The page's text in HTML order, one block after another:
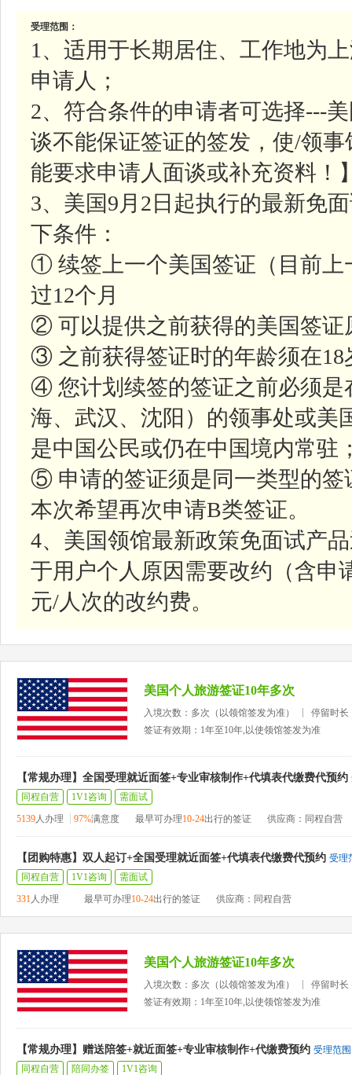
受理范围：
1、适用于长期居住、工作地为
申请人；
2、符合条件的申请者可选择---
谈不能保证签证的签发，使/领
能要求申请人面谈或补充资料！
3、美国9月2日起执行的最新免
下条件：
① 续签上一个美国签证（目前上
过12个月
② 可以提供之前获得的美国签证
③ 之前获得签证时的年龄须在18
④ 您计划续签的签证之前必须是
海、武汉、沈阳）的领事处或美
是中国公民或仍在中国境内常驻
⑤ 申请的签证须是同一类型的签
本次希望再次申请B类签证。
4、美国领馆最新政策免面试产
于用户个人原因需要改约（含申
元/人次的改约费。
美国个人旅游签证10年多次
入境次数：多次（以领馆签发为准）
停留时长
签证有效期：1年至10年,以使领馆签发为准
【常规办理】全国受理就近面签+专业审核制作+代填表代缴费代预约
同程自营
1V1咨询
需面试
5139人办理 97%满意度 最早可办理10-24出行的签证 供应商：同程自营
【团购特惠】双人起订+全国受理就近面签+代填表代缴费代预约 受理
同程自营
1V1咨询
需面试
331人办理 最早可办理10-24出行的签证 供应商：同程自营
美国个人旅游签证10年多次
入境次数：多次（以领馆签发为准）
停留时长
签证有效期：1年至10年,以使领馆签发为准
【常规办理】赠送陪签+就近面签+专业审核制作+代缴费预约 受理范围
同程自营
陪同办签 1V1咨询